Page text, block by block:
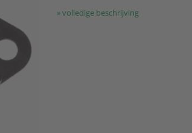
» volledige beschrijving